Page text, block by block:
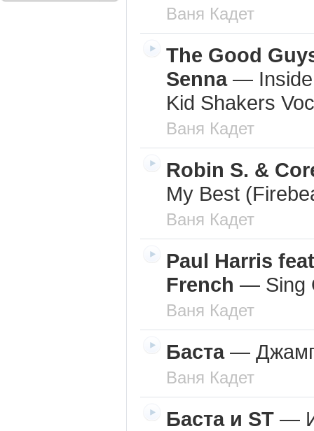
Ваня Кадет
The Good
Senna—
Kid Shakers
Ваня Кадет
Robin S. &
My Best
Ваня Кадет
Paul Harris
French — Sing
Ваня Кадет
Баста—
Ваня Кадет
Баста и ST —